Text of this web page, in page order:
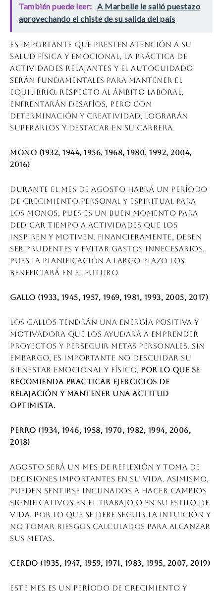
También puede leer: A Marbelle le salió puestazo
aprovechando el chiste de su salida del país
Es importante que presten atención a su
salud física y emocional, la práctica de
actividades relajantes y el autocuidado
serán fundamentales para mantener el
equilibrio. Respecto al ámbito laboral,
enfrentarán desafíos, pero con
determinación y creatividad, lograrán
superarlos y destacar en su carrera.
Mono (1932, 1944, 1956, 1968, 1980, 1992, 2004,
2016)
Durante el mes de agosto habrá un período
de crecimiento personal y espiritual para
los monos, pues es un buen momento para
dedicar tiempo a actividades que los
inspiren y motiven. Financieramente, deben
ser prudentes y evitar gastos innecesarios,
pues la planificación a largo plazo los
beneficiará en el futuro.
Gallo (1933, 1945, 1957, 1969, 1981, 1993, 2005, 2017)
Los gallos tendrán una energía positiva y
motivadora que los ayudará a emprender
proyectos y perseguir metas personales. Sin
embargo, es importante no descuidar su
bienestar emocional y físico, por lo que se
recomienda practicar ejercicios de
relajación y mantener una actitud
optimista.
Perro (1934, 1946, 1958, 1970, 1982, 1994, 2006,
2018)
Agosto será un mes de reflexión y toma de
decisiones importantes en su vida. Asimismo,
pueden sentirse inclinados a hacer cambios
significativos en el trabajo o en su estilo de
vida, por lo que se debe seguir la intuición y
no tomar riesgos calculados para alcanzar
sus metas.
Cerdo (1935, 1947, 1959, 1971, 1983, 1995, 2007, 2019)
Este mes es un período de crecimiento y